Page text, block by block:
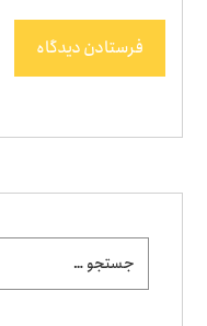
فرستادن دیدگاه